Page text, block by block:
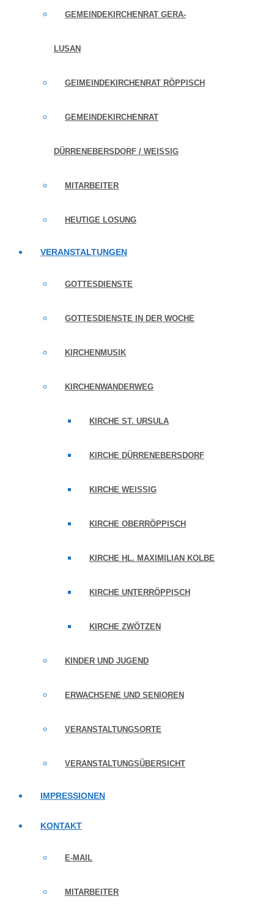
GEMEINDEKIRCHENRAT GERA-
LUSAN
GEIMEINDEKIRCHENRAT RÖPPISCH
GEMEINDEKIRCHENRAT
DÜRRENEBERSDORF / WEISSIG
MITARBEITER
HEUTIGE LOSUNG
VERANSTALTUNGEN
GOTTESDIENSTE
GOTTESDIENSTE IN DER WOCHE
KIRCHENMUSIK
KIRCHENWANDERWEG
KIRCHE ST. URSULA
KIRCHE DÜRRENEBERSDORF
KIRCHE WEISSIG
KIRCHE OBERRÖPPISCH
KIRCHE HL. MAXIMILIAN KOLBE
KIRCHE UNTERRÖPPISCH
KIRCHE ZWÖTZEN
KINDER UND JUGEND
ERWACHSENE UND SENIOREN
VERANSTALTUNGSORTE
VERANSTALTUNGSÜBERSICHT
IMPRESSIONEN
KONTAKT
E-MAIL
MITARBEITER